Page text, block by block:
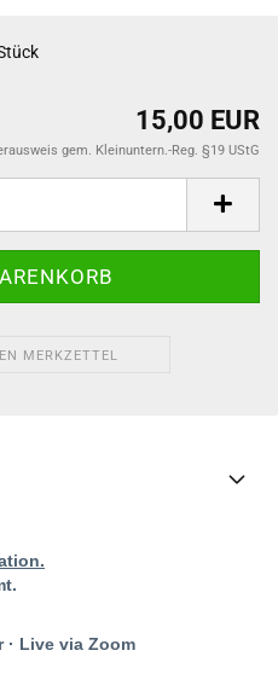
15,00 EUR
gem. Kleinuntern.-Reg. §19 UStG
MERKZETTEL
· Live via Zoom